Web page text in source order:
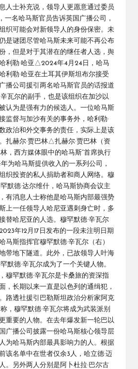
人士补充说，领导人更愿意通过委员
一名哈马斯官员告诉英国广播公司，
织可能会对新领导人的身份保密。未
是谜团尽管哈马斯未来可能不再公布
，但是对于其潜在的继任者人选，舆
利勒·哈亚△2024年4月24日，哈马
利勒·哈亚在土耳其伊斯坦布尔接受
播公司援引两名哈马斯官员的话报道
瓦尔的副手，也是该组织在加沙以
认为是强有力的候选人。一位哈马斯
监督与加沙有关的事务外，哈利勒·
政治和外交事务的责任，实际上是该
扎赫尔·贾巴林△扎赫尔·贾巴林（资
，西方媒体眼中的哈马斯“首席执行
为哈马斯提供收入的一系列公司，
织投资的私人捐助者和商人网络。穆
默德·达尔维什，哈马斯协商会议主
有消息人士称他是哈马斯内部最强势
上一任领导人哈尼亚遇刺身亡时，多
替哈尼亚的人选。穆罕默德·辛瓦尔
年12月17日发布的一段未注明日期
马斯指挥官穆罕默德·辛瓦尔（右）
带地下隧道。此外，已故领导人叶海
默德·辛瓦尔成为了一个关键人物。
穆罕默德·辛瓦尔是卡桑旅的资深指
，长期以来一直是以色列的通缉犯，
路透社援引巴勒斯坦政治分析家阿克
，穆罕默德·辛瓦尔将成为武装派别
重要的人物。在去年爆发新一轮巴以
广播公司披露一份哈马斯核心领导层
为哈马斯内部最具影响力的人。根据
该名单中在世者仅余3人，哈立德·迈
。另外两人分别是阿卜杜拉·巴尔古